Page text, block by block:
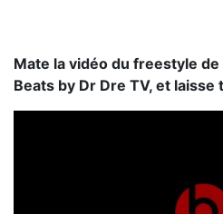
Mate la vidéo du freestyle
Beats by Dr Dre TV, et